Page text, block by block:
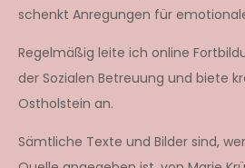
schenkt Anregungen für
Regelmäßig leite ich online
der Sozialen Betreuung und biete
Ostholstein an.
Sämtliche Texte und Bilder sind,